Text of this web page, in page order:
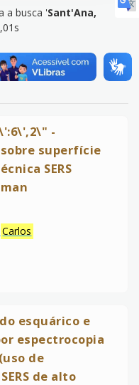
a busca 'Sant'Ana,
-
superfície
SERS
Carlos
esquárico e
espectrocopia
de
de alto